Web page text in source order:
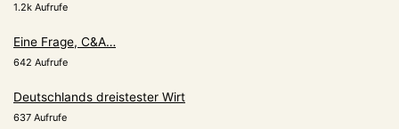
1.2k Aufrufe
Eine Frage, C&A…
642 Aufrufe
Deutschlands dreistester Wirt
637 Aufrufe